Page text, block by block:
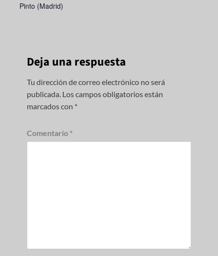
Pinto (Madrid)
Deja una respuesta
Tu dirección de correo electrónico no será
publicada. Los campos obligatorios están
marcados con *
Comentario *